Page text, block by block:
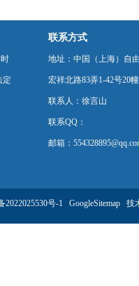
定
联系方式
地址：中国（上海）自
宏祥北路83弄1-42号20
联系人：徐言山
联系QQ：
邮箱：
2022025530号-1 GoogleSitemap 技